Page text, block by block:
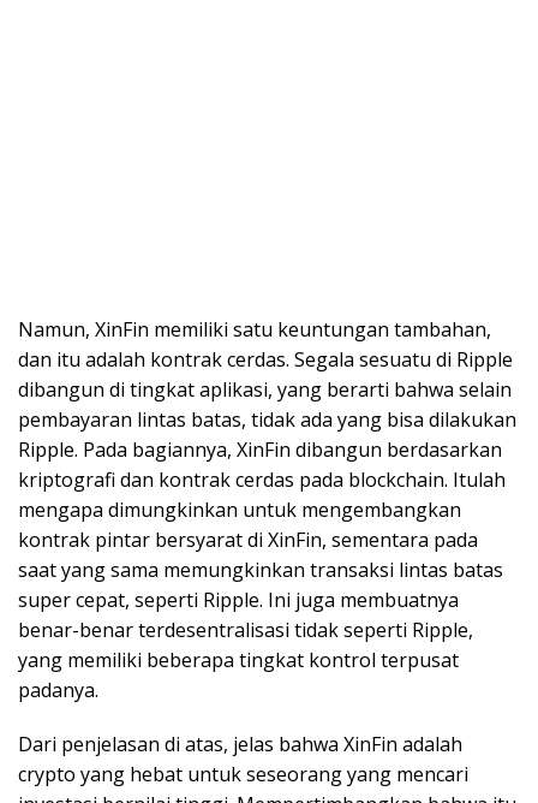
Namun, XinFin memiliki satu keuntungan tambahan,
dan itu adalah kontrak cerdas. Segala sesuatu di Ripple
dibangun di tingkat aplikasi, yang berarti bahwa selain
pembayaran lintas batas, tidak ada yang bisa dilakukan
Ripple. Pada bagiannya, XinFin dibangun berdasarkan
kriptografi dan kontrak cerdas pada blockchain. Itulah
mengapa dimungkinkan untuk mengembangkan
kontrak pintar bersyarat di XinFin, sementara pada
saat yang sama memungkinkan transaksi lintas batas
super cepat, seperti Ripple. Ini juga membuatnya
benar-benar terdesentralisasi tidak seperti Ripple,
yang memiliki beberapa tingkat kontrol terpusat
padanya.
Dari penjelasan di atas, jelas bahwa XinFin adalah
crypto yang hebat untuk seseorang yang mencari